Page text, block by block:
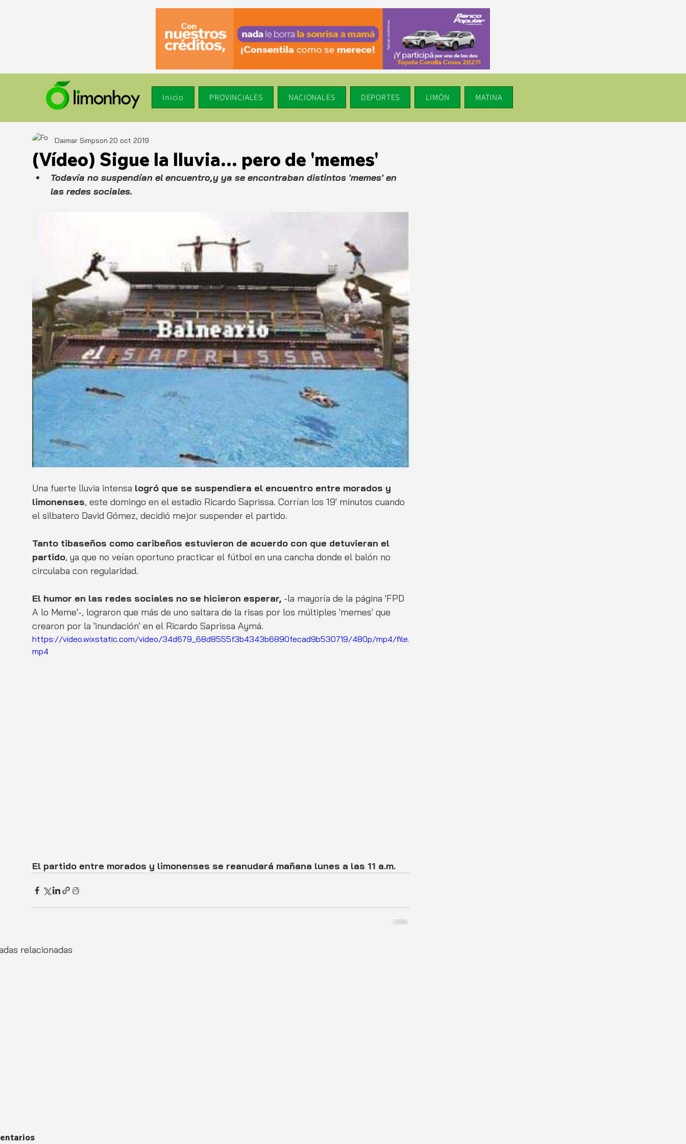
Inicio PROVINCIALES NACIONALES DEPORTES LIMÓN MATINA
(Vídeo) Sigue la lluvia... pero de 'memes'
Daimar Simpson 20 oct 2019
Todavía no suspendían el encuentro,y ya se encontraban distintos 'memes' en
las redes sociales.
Una fuerte lluvia intensa logró que se suspendiera el encuentro entre morados y
limonenses, este domingo en el estadio Ricardo Saprissa. Corrían los 19' minutos cuando
el silbatero David Gómez, decidió mejor suspender el partido.
Tanto tibaseños como caribeños estuvieron de acuerdo con que detuvieran el
partido, ya que no veían oportuno practicar el fútbol en una cancha donde el balón no
circulaba con regularidad.
El humor en las redes sociales no se hicieron esperar, -la mayoría de la página 'FPD
A lo Meme'-, lograron que más de uno saltara de la risas por los múltiples 'memes' que
crearon por la 'inundación' en el Ricardo Saprissa Aymá.
https://video.wixstatic.com/video/34d679_68d8555f3b4343b6890fecad9b530719/480p/mp4/file.
mp4
El partido entre morados y limonenses se reanudará mañana lunes a las 11 a.m.
relacionadas